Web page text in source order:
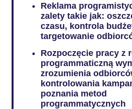
Reklama
zalety takie jak:
czasu, kontrola
targetowanie
Rozpoczęcie pracy z
programmaticzną
zrozumienia
kontrolowania
poznania metod
programmatycznych